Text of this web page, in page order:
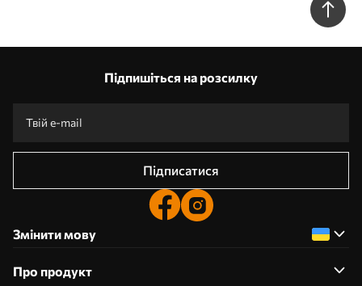
Підпишіться на розсилку
Підписатися
Змінити мову
Про продукт